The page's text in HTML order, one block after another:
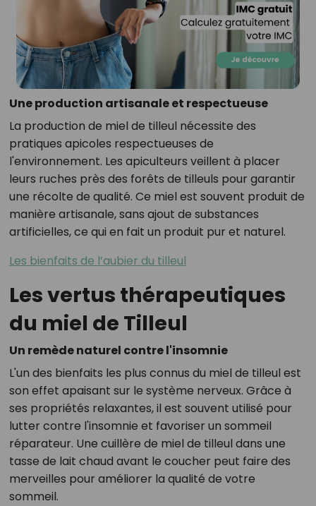
Une production artisanale et respectueuse
La production de miel de tilleul nécessite des
pratiques apicoles respectueuses de
l'environnement. Les apiculteurs veillent à placer
leurs ruches près des forêts de tilleuls pour garantir
une récolte de qualité. Ce miel est souvent produit de
manière artisanale, sans ajout de substances
artificielles, ce qui en fait un produit pur et naturel.
Les bienfaits de l’aubier du tilleul
Les vertus thérapeutiques
du miel de Tilleul
Un remède naturel contre l'insomnie
L'un des bienfaits les plus connus du miel de tilleul est
son effet apaisant sur le système nerveux. Grâce à
ses propriétés relaxantes, il est souvent utilisé pour
lutter contre l'insomnie et favoriser un sommeil
réparateur. Une cuillère de miel de tilleul dans une
tasse de lait chaud avant le coucher peut faire des
merveilles pour améliorer la qualité de votre
sommeil.